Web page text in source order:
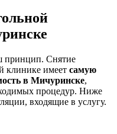
принцип. Снятие
клинике имеет самую
в Мичуринске,
процедур. Ниже
входящие в услугу.